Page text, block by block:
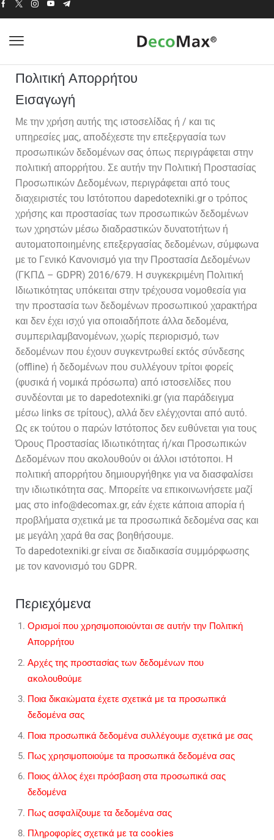
Πολιτική Απορρήτου
Εισαγωγή
Με την χρήση αυτής της ιστοσελίδας ή / και τις
υπηρεσίες μας, αποδέχεστε την επεξεργασία των
προσωπικών δεδομένων σας όπως περιγράφεται στην
πολιτική απορρήτου. Σε αυτήν την Πολιτική Προστασίας
Προσωπικών Δεδομένων, περιγράφεται από τους
διαχειριστές του Ιστότοπου dapedotexniki.gr ο τρόπος
χρήσης και προστασίας των προσωπικών δεδομένων
των χρηστών μέσω διαδραστικών δυνατοτήτων ή
αυτοματοποιημένης επεξεργασίας δεδομένων, σύμφωνα
με το Γενικό Κανονισμό για την Προστασία Δεδομένων
(ΓΚΠΔ – GDPR) 2016/679. Η συγκεκριμένη Πολιτική
Ιδιωτικότητας υπόκειται στην τρέχουσα νομοθεσία για
την προστασία των δεδομένων προσωπικού χαρακτήρα
και δεν έχει ισχύ για οποιαδήποτε άλλα δεδομένα,
συμπεριλαμβανομένων, χωρίς περιορισμό, των
δεδομένων που έχουν συγκεντρωθεί εκτός σύνδεσης
(offline) ή δεδομένων που συλλέγουν τρίτοι φορείς
(φυσικά ή νομικά πρόσωπα) από ιστοσελίδες που
συνδέονται με το dapedotexniki.gr (για παράδειγμα
μέσω links σε τρίτους), αλλά δεν ελέγχονται από αυτό.
Ως εκ τούτου ο παρών Ιστότοπος δεν ευθύνεται για τους
Όρους Προστασίας Ιδιωτικότητας ή/και Προσωπικών
Δεδομένων που ακολουθούν οι άλλοι ιστότοποι. Η
πολιτική απορρήτου δημιουργήθηκε για να διασφαλίσει
την ιδιωτικότητα σας. Μπορείτε να επικοινωνήσετε μαζί
μας στο info@decomax.gr, εάν έχετε κάποια απορία ή
προβλήματα σχετικά με τα προσωπικά δεδομένα σας και
με μεγάλη χαρά θα σας βοηθήσουμε.
Το dapedotexniki.gr είναι σε διαδικασία συμμόρφωσης
με τον κανονισμό του GDPR.
Περιεχόμενα
Ορισμοί που χρησιμοποιούνται σε αυτήν την Πολιτική
Απορρήτου
Αρχές της προστασίας των δεδομένων που
ακολουθούμε
Ποια δικαιώματα έχετε σχετικά με τα προσωπικά
δεδομένα σας
Ποια προσωπικά δεδομένα συλλέγουμε σχετικά με σας
Πως χρησιμοποιούμε τα προσωπικά δεδομένα σας
Ποιος άλλος έχει πρόσβαση στα προσωπικά σας
δεδομένα
Πως ασφαλίζουμε τα δεδομένα σας
Πληροφορίες σχετικά με τα cookies